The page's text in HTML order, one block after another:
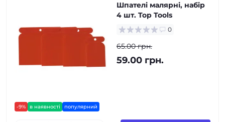
-9% в наявності популярний
Шпателі малярні, набір
4 шт. Top Tools
0
65.00 грн.
59.00 грн.